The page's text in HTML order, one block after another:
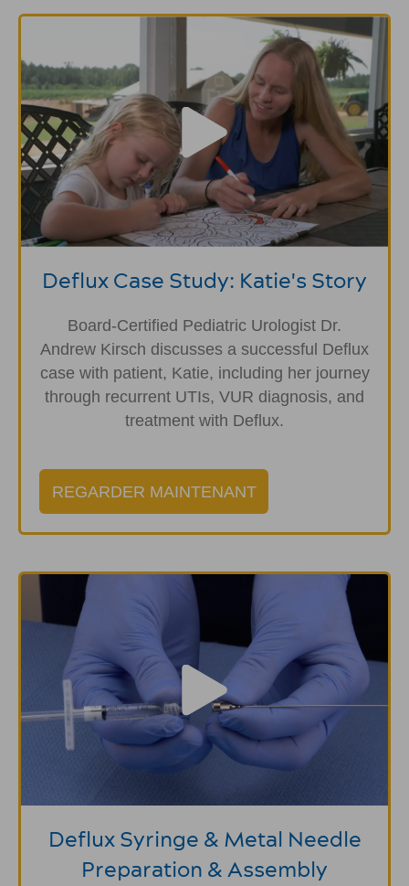
Deflux Case Study: Katie's Story
Board-Certified Pediatric Urologist Dr.
Andrew Kirsch discusses a successful Deflux
case with patient, Katie, including her journey
through recurrent UTIs, VUR diagnosis, and
treatment with Deflux.
REGARDER MAINTENANT
Deflux Syringe & Metal Needle
Preparation & Assembly